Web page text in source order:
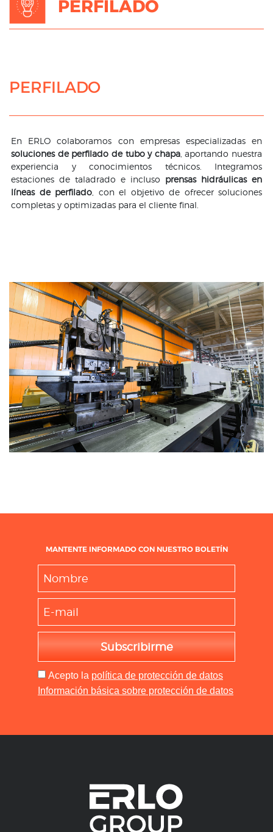
PERFILADO
PERFILADO
En ERLO colaboramos con empresas especializadas en
soluciones de perfilado de tubo y chapa, aportando nuestra
experiencia y conocimientos técnicos. Integramos
estaciones de taladrado e incluso prensas hidráulicas en
líneas de perfilado , con el objetivo de ofrecer soluciones
completas y optimizadas para el cliente final.
MANTENTE INFORMADO CON NUESTRO BOLETÍN
Subscribirme
Acepto la política de protección de datos
Información básica sobre protección de datos